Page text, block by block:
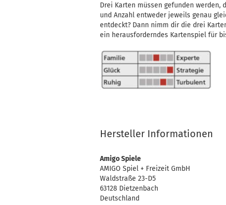
Drei Karten müssen gefunden werden,
und Anzahl entweder jeweils genau
entdeckt? Dann nimm dir die drei
ein herausforderndes Kartenspiel für
Hersteller Informationen
Amigo Spiele
AMIGO Spiel + Freizeit GmbH
Waldstraße 23-D5
63128 Dietzenbach
Deutschland